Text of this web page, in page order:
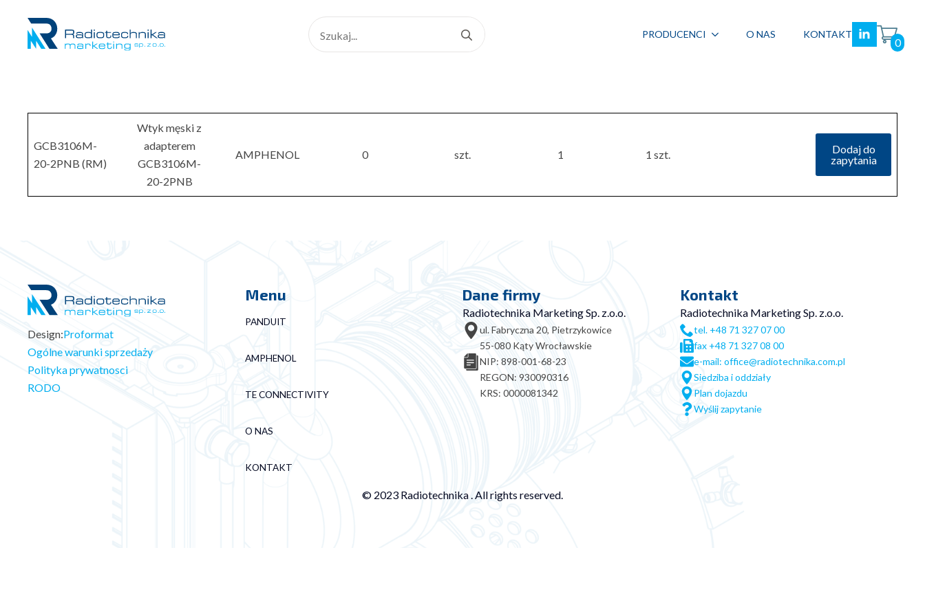
for:
PRODUCENCI O NAS KONTAKT
0
GCB3106M-
20-2PNB (RM)
Wtyk męski z
adapterem
GCB3106M-
20-2PNB
AMPHENOL 0 szt. 1 1 szt.
Dodaj do
zapytania
Design:Proformat
Ogólne warunki sprzedaży
Polityka prywatnosci
RODO
Menu
PANDUIT
AMPHENOL
TE CONNECTIVITY
O NAS
KONTAKT
Dane firmy
Radiotechnika Marketing Sp. z.o.o.
ul. Fabryczna 20, Pietrzykowice
55-080 Kąty Wrocławskie
NIP: 898-001-68-23
REGON: 930090316
KRS: 0000081342
Kontakt
Radiotechnika Marketing Sp. z.o.o.
tel. +48 71 327 07 00
fax +48 71 327 08 00
e-mail: office@radiotechnika.com.pl
Siedziba i oddziały
Plan dojazdu
Wyślij zapytanie
© 2023 Radiotechnika . All rights reserved.